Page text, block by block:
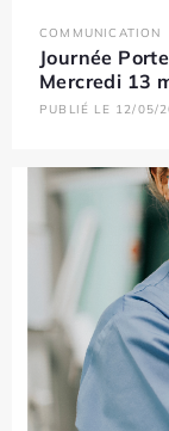
COMMUNICATION
Journée
Mercredi 13
PUBLIÉ LE 12/05/